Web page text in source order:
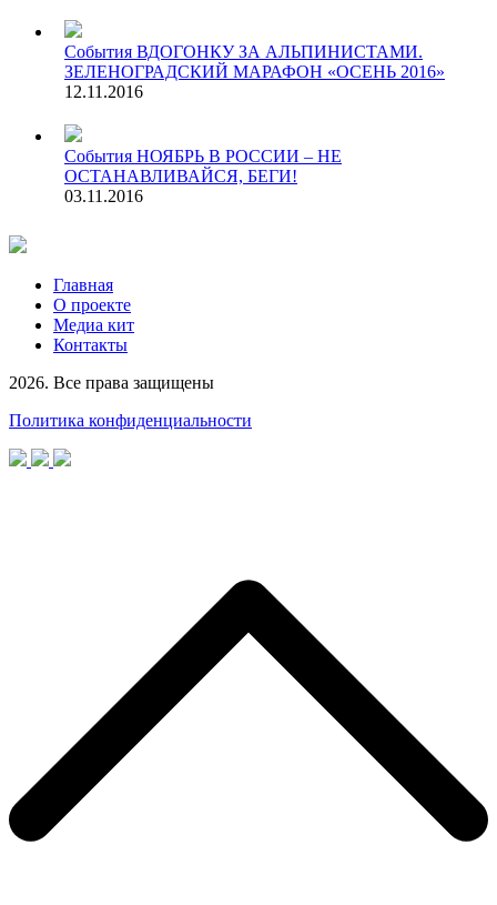
События ВДОГОНКУ ЗА АЛЬПИНИСТАМИ.
ЗЕЛЕНОГРАДСКИЙ МАРАФОН «ОСЕНЬ 2016»
12.11.2016
События НОЯБРЬ В РОССИИ – НЕ
ОСТАНАВЛИВАЙСЯ, БЕГИ!
03.11.2016
Главная
О проекте
Медиа кит
Контакты
2026. Все права защищены
Политика конфиденциальности